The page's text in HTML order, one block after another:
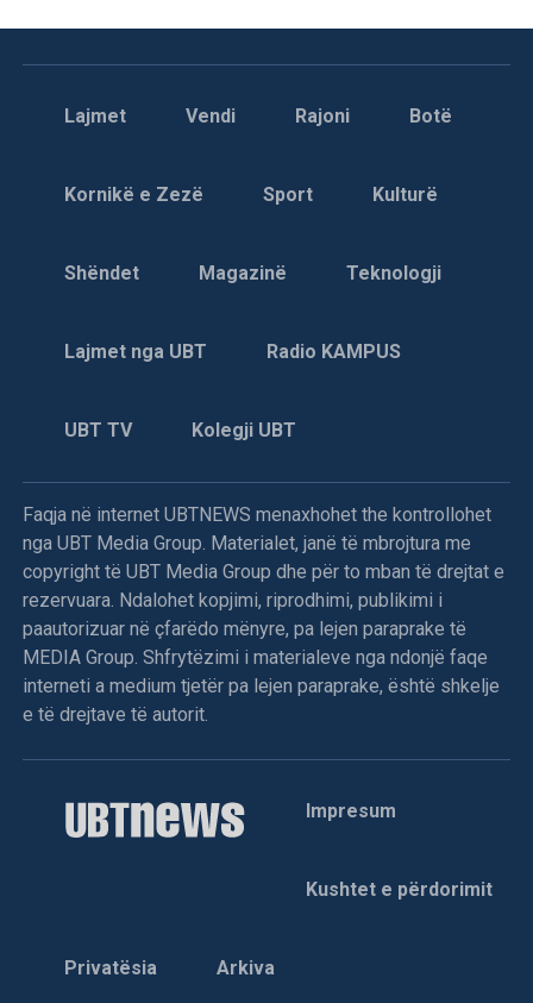
Lajmet Vendi Rajoni Botë
Kornikë e Zezë Sport Kulturë
Shëndet Magazinë Teknologji
Lajmet nga UBT Radio KAMPUS
UBT TV Kolegji UBT
Faqja në internet UBTNEWS menaxhohet the kontrollohet
nga UBT Media Group. Materialet, janë të mbrojtura me
copyright të UBT Media Group dhe për to mban të drejtat e
rezervuara. Ndalohet kopjimi, riprodhimi, publikimi i
paautorizuar në çfarëdo mënyre, pa lejen paraprake të
MEDIA Group. Shfrytëzimi i materialeve nga ndonjë faqe
interneti a medium tjetër pa lejen paraprake, është shkelje
e të drejtave të autorit.
Impresum
Kushtet e përdorimit
Privatësia Arkiva